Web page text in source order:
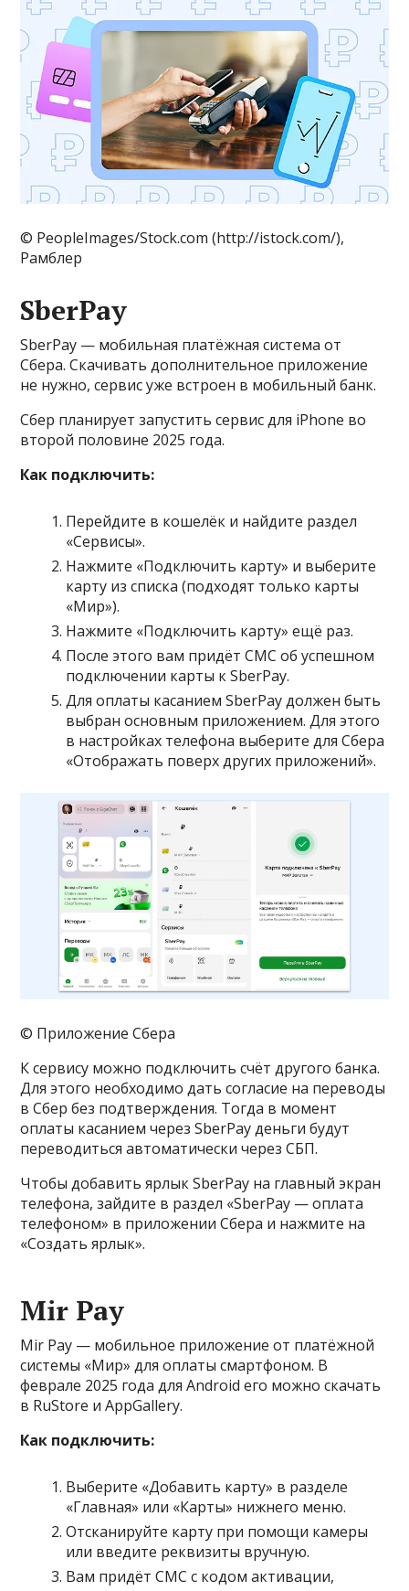
© PeopleImages/Stock.com (http://istock.com/),
Рамблер
SberPay
SberPay — мобильная платёжная система от
Сбера. Скачивать дополнительное приложение
не нужно, сервис уже встроен в мобильный банк.
Сбер планирует запустить сервис для iPhone во
второй половине 2025 года.
Как подключить:
Перейдите в кошелёк и найдите раздел
«Сервисы».
Нажмите «Подключить карту» и выберите
карту из списка (подходят только карты
«Мир»).
Нажмите «Подключить карту» ещё раз.
После этого вам придёт СМС об успешном
подключении карты к SberPay.
Для оплаты касанием SberPay должен быть
выбран основным приложением. Для этого
в настройках телефона выберите для Сбера
«Отображать поверх других приложений».
© Приложение Сбера
К сервису можно подключить счёт другого банка.
Для этого необходимо дать согласие на переводы
в Сбер без подтверждения. Тогда в момент
оплаты касанием через SberPay деньги будут
переводиться автоматически через СБП.
Чтобы добавить ярлык SberPay на главный экран
телефона, зайдите в раздел «SberPay — оплата
телефоном» в приложении Сбера и нажмите на
«Создать ярлык».
Mir Pay
Mir Pay — мобильное приложение от платёжной
системы «Мир» для оплаты смартфоном. В
феврале 2025 года для Android его можно скачать
в RuStore и AppGallery.
Как подключить:
Выберите «Добавить карту» в разделе
«Главная» или «Карты» нижнего меню.
Отсканируйте карту при помощи камеры
или введите реквизиты вручную.
Вам придёт СМС с кодом активации,